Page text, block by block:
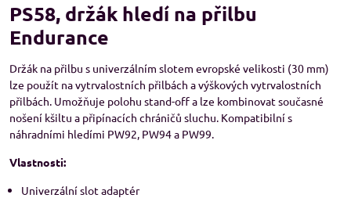
PS58, držák hledí na přilbu
Endurance
Držák na přilbu s univerzálním slotem evropské velikosti (30 mm)
lze použít na vytrvalostních přilbách a výškových vytrvalostních
přilbách. Umožňuje polohu stand-off a lze kombinovat současné
nošení kšiltu a připínacích chráničů sluchu. Kompatibilní s
náhradními hledími PW92, PW94 a PW99.
Vlastnosti:
Univerzální slot adaptér